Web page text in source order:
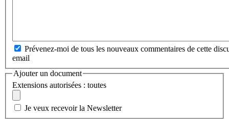
Prévenez-moi de tous les nouveaux commentaires de cette
email
Ajouter un document
Extensions autorisées : toutes
Je veux recevoir la Newsletter